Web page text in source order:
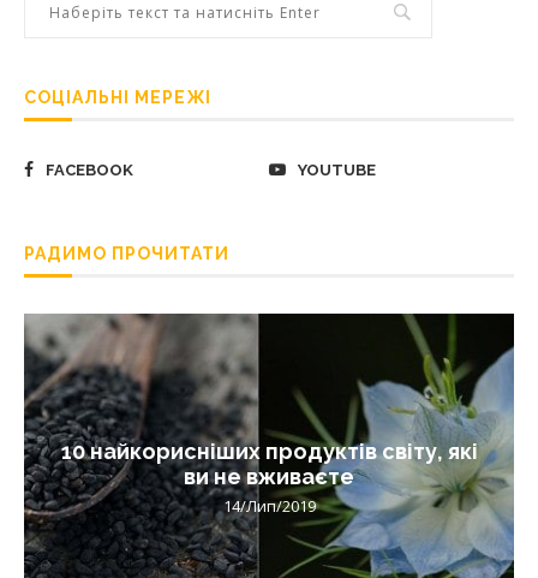
СОЦІАЛЬНІ МЕРЕЖІ
FACEBOOK YOUTUBE
РАДИМО ПРОЧИТАТИ
10 найкорисніших продуктів світу, які
ви не вживаєте
14/Лип/2019